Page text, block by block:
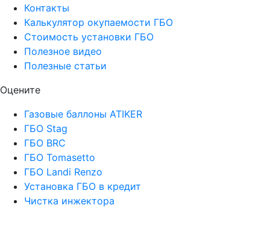
Контакты
Калькулятор окупаемости ГБО
Стоимость установки ГБО
Полезное видео
Полезные статьи
Оцените
Газовые баллоны ATIKER
ГБО Stag
ГБО BRC
ГБО Tomasetto
ГБО Landi Renzo
Установка ГБО в кредит
Чистка инжектора